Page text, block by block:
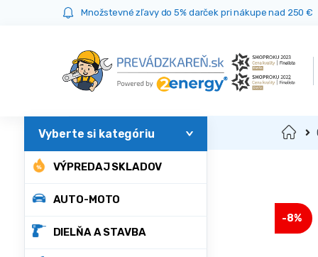
Množstevné zľavy do 5% darček pri nákupe nad 250 €
VÝPREDAJ SKLADOV
AUTO-MOTO
DIELŇA A STAVBA
Domov
-8%